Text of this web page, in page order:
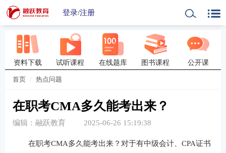
登录/注册
资料下载 试听课程 在线题库 图书课程 公开课
首页 热点问题
在职考CMA多久能考出来？
编辑：融跃教育 2025-06-26 15:19:38
在职考CMA多久能考出来？对于有中级会计、CPA证书